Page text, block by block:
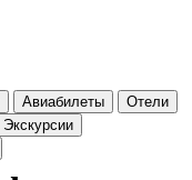
Авиабилеты
Отели
Экскурсии